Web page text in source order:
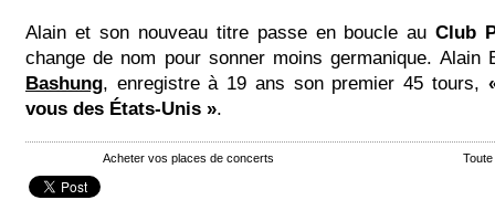
Alain et son nouveau titre passe en boucle au Club
change de nom pour sonner moins germanique. Alain
Bashung, enregistre à 19 ans son premier 45 tours,
vous des États-Unis ».
Acheter vos places de concerts